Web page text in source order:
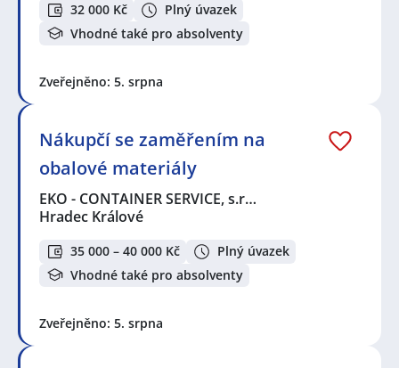
32 000 Kč
Plný úvazek
Vhodné také pro absolventy
Zveřejněno: 5. srpna
Nákupčí se zaměřením na
obalové materiály
EKO - CONTAINER SERVICE, s.r…
Hradec Králové
35 000 – 40 000 Kč
Plný úvazek
Vhodné také pro absolventy
Zveřejněno: 5. srpna